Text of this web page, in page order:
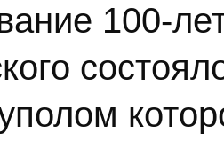
100-